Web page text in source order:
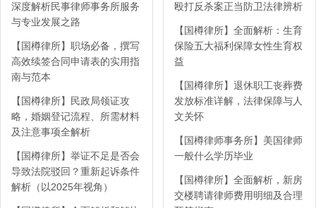
深度解析民事律师事务所服务
与专业发展之路
【国樽律所】职场必备，撰写
高效续签合同申请表的实用指
南与范本
【国樽律所】民政局领证攻
略，婚姻登记流程、所需材料
及注意事项全解析
【国樽律所】举证不足是否会
导致法院驳回？重新起诉条件
解析（以2025年视角）
殴打反杀案正当防卫法律辨析
【国樽律所】全面解析：生育
保险五大福利保障女性生育权
益
【国樽律所】退休职工丧葬费
发放标准详解，法律保障与人
文关怀
【国樽律师事务所】美国律师
一般什么学历毕业
【国樽律所】全面解析，新房
交楼聘请律师费用明细及合理